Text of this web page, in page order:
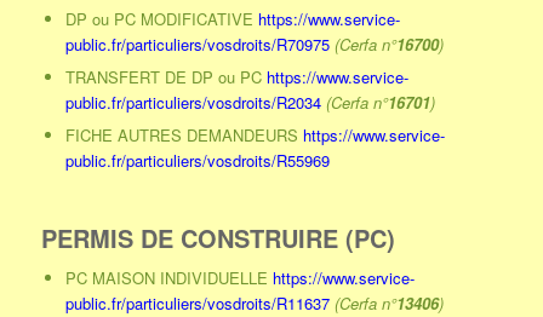
DP ou PC MODIFICATIVE https://www.service-
public.fr/particuliers/vosdroits/R70975 (Cerfa n°16700)
TRANSFERT DE DP ou PC https://www.service-
public.fr/particuliers/vosdroits/R2034 (Cerfa n°16701)
FICHE AUTRES DEMANDEURS https://www.service-
public.fr/particuliers/vosdroits/R55969
PERMIS DE CONSTRUIRE (PC)
PC MAISON INDIVIDUELLE https://www.service-
public.fr/particuliers/vosdroits/R11637 (Cerfa n°13406)